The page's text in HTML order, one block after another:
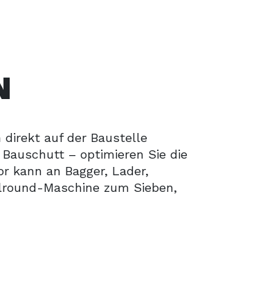
direkt auf der Baustelle
– optimieren Sie die
kann an Bagger, Lader,
Maschine zum Sieben,